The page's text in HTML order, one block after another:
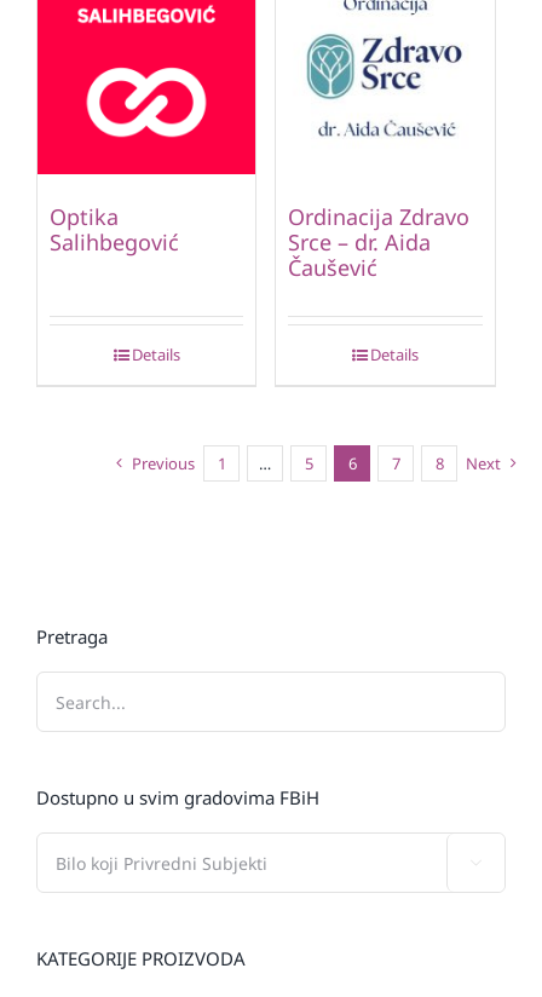
Optika
Salihbegović
Details
Ordinacija Zdravo
Srce – dr. Aida
Čaušević
Details
Previous 1 … 5 6 7 8 Next
Pretraga
Dostupno u svim gradovima FBiH
KATEGORIJE PROIZVODA